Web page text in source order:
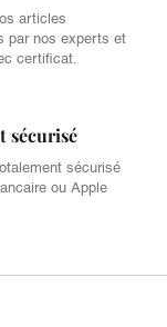
articles
par nos experts et
certificat.
sécurisé
sécurisé
ou Apple